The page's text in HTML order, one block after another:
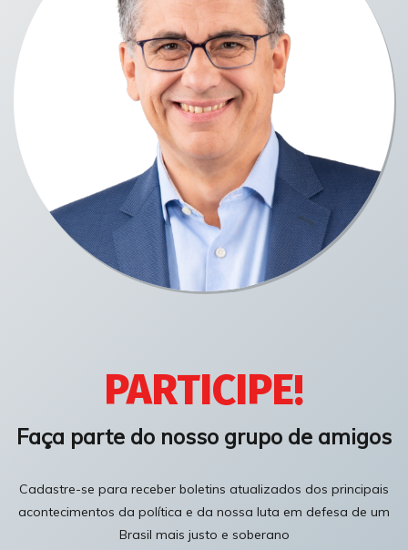
PARTICIPE!
Faça parte do nosso grupo de amigos
Cadastre-se para receber boletins atualizados dos principais
acontecimentos da política e da nossa luta em defesa de um
Brasil mais justo e soberano